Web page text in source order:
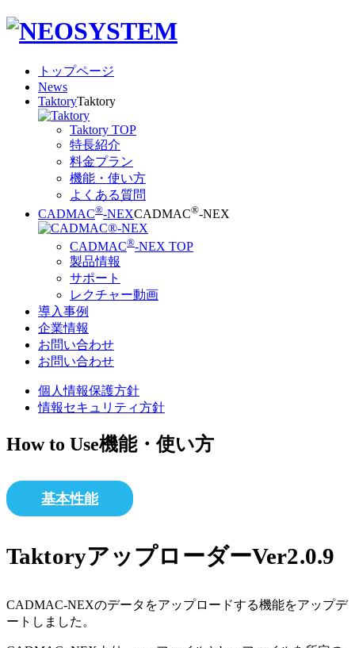
トップページ
News
TaktoryTaktory
Taktory TOP
特長紹介
料金プラン
機能・使い方
よくある質問
CADMAC®-NEXCADMAC®-NEX
CADMAC®-NEX TOP
製品情報
サポート
レクチャー動画
導入事例
企業情報
お問い合わせ
お問い合わせ
個人情報保護方針
情報セキュリティ方針
How to Use機能・使い方
基本性能
TaktoryアップローダーVer2.0.9
CADMAC-NEXのデータをアップロードする機能をアップデ
ートしました。